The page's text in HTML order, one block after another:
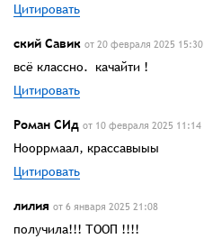
Цитировать
ский Савик от 20 февраля 2025 15:30
всё классно. качайти !
Цитировать
Роман СИд от 10 февраля 2025 11:14
Нооррмаал, крассавыыы
Цитировать
лилия от 6 января 2025 21:08
получила!!! ТООП !!!!